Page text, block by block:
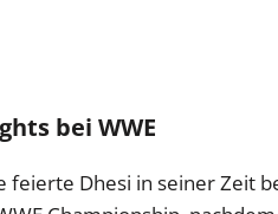
bei WWE
feierte Dhesi in seiner Zeit